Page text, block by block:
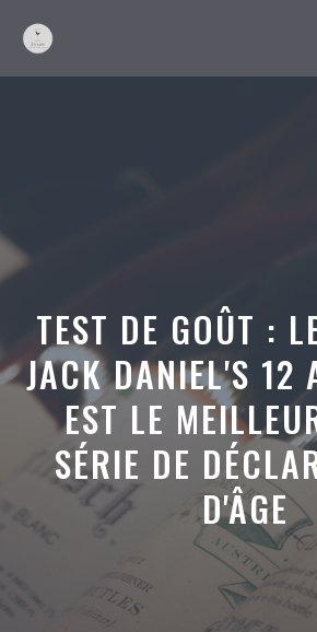
contenu
TEST DE GOÛT :
JACK DANIEL'S 12
EST LE
SÉRIE DE
D'ÂGE